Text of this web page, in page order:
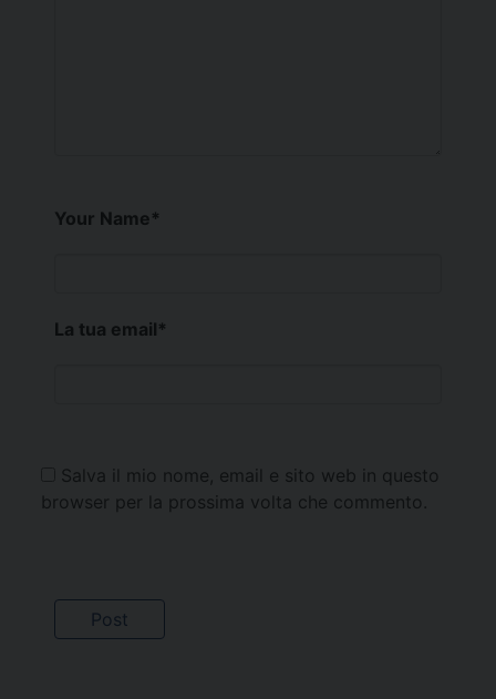
Your Name*
La tua email*
Salva il mio nome, email e sito web in questo
browser per la prossima volta che commento.